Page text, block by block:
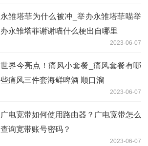
永雏塔菲为什么被冲_举办永雏塔菲喵举
办永雏塔菲谢谢喵什么梗出自哪里
2023-06-07
世界今亮点！痛风小套餐_痛风套餐有哪
些痛风三件套海鲜啤酒 顺口溜
2023-06-07
广电宽带如何使用路由器？广电宽带怎么
查询宽带账号密码？
2023-06-07